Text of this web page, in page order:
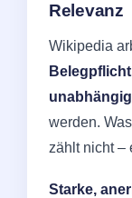
Relevanz
Wikipedia
Belegpflicht
werden.
zählt nicht –
Starke,